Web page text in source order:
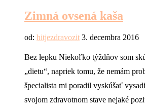
Zimná ovsená kaša
od: hitjezdravozit 3. decembra 2016
Bez lepku Niekoľko týždňov som
„dietu“, napriek tomu, že nemám
špecialista mi poradil vyskúšať
svojom zdravotnom stave nejaké